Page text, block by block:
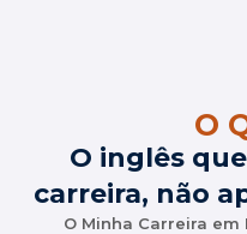
O
O inglês
carreira, não
O Minha Carreira